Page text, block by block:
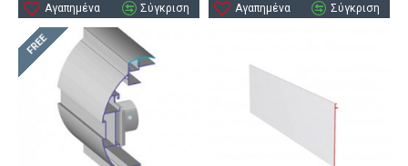
Αγαπημένα Σύγκριση Αγαπημένα Σύγκριση
FREE